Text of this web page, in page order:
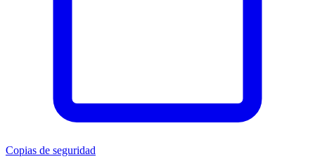
Copias de seguridad